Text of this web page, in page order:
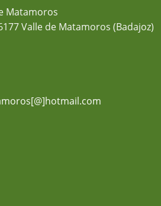
Matamoros
Valle de Matamoros (Badajoz)